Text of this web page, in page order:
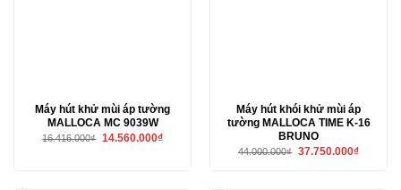
Máy hút khử mùi áp tường
MALLOCA MC 9039W
16.416.000₫ Giá
14.560.000₫Giá
Máy hút khói khử mùi áp
tường MALLOCA TIME K-16
BRUNO
44.000.000₫ Giá
37.750.000₫Giá